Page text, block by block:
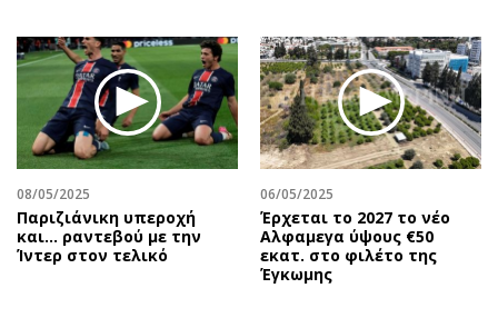
08/05/2025
Παριζιάνικη υπεροχή
και... ραντεβού με την
Ίντερ στον τελικό
06/05/2025
Έρχεται το 2027 το νέο
Aλφαμεγα ύψους €50
εκατ. στο φιλέτο της
Έγκωμης